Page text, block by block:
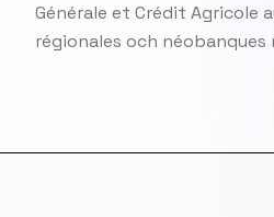
Générale et Crédit Agricole
régionales och néobanques